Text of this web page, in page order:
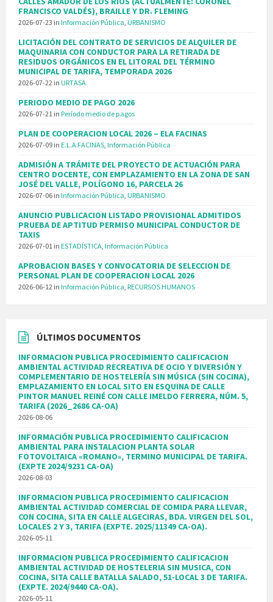
FRANCISCO VALDÉS), BRAILLE Y DR. FLEMING
2026-07-23 in Información Pública, URBANISMO
LICITACIÓN DEL CONTRATO DE SERVICIOS DE ALQUILER DE
MAQUINARIA CON CONDUCTOR PARA LA RETIRADA DE
RESIDUOS ORGÁNICOS EN EL LITORAL DEL TÉRMINO
MUNICIPAL DE TARIFA, TEMPORADA 2026
2026-07-22 in URTASA
PERIODO MEDIO DE PAGO 2026
2026-07-21 in Período medio de pagos
PLAN DE COOPERACION LOCAL 2026 – ELA FACINAS
2026-07-09 in E.L.A FACINAS, Información Pública
ADMISIÓN A TRÁMITE DEL PROYECTO DE ACTUACIÓN PARA
CENTRO DOCENTE, CON EMPLAZAMIENTO EN LA ZONA DE SAN
JOSÉ DEL VALLE, POLÍGONO 16, PARCELA 26
2026-07-06 in Información Pública, URBANISMO
ANUNCIO PUBLICACION LISTADO PROVISIONAL ADMITIDOS
PRUEBA DE APTITUD PERMISO MUNICIPAL CONDUCTOR DE
TAXIS
2026-07-01 in ESTADÍSTICA, Información Pública
APROBACION BASES Y CONVOCATORIA DE SELECCION DE
PERSONAL PLAN DE COOPERACION LOCAL 2026
2026-06-12 in Información Pública, RECURSOS HUMANOS
ÚLTIMOS DOCUMENTOS
INFORMACION PUBLICA PROCEDIMIENTO CALIFICACION
AMBIENTAL ACTIVIDAD RECREATIVA DE OCIO Y DIVERSIÓN Y
COMPLEMENTARIO DE HOSTELERÍA SIN MÚSICA (SIN COCINA),
EMPLAZAMIENTO EN LOCAL SITO EN ESQUINA DE CALLE
PINTOR MANUEL REINÉ CON CALLE IMELDO FERRERA, NÚM. 5,
TARIFA (2026_2686 CA-OA)
2026-08-06
INFORMACIÓN PUBLICA PROCEDIMIENTO CALIFICACION
AMBIENTAL PARA INSTALACION PLANTA SOLAR
FOTOVOLTAICA «ROMANO», TERMINO MUNICIPAL DE TARIFA.
(EXPTE 2024/9231 CA-OA)
2026-08-03
INFORMACION PUBLICA PROCEDIMIENTO CALIFICACION
AMBIENTAL ACTIVIDAD COMERCIAL DE COMIDA PARA LLEVAR,
CON COCINA, SITA EN CALLE ALGECIRAS, BDA. VIRGEN DEL SOL,
LOCALES 2 Y 3, TARIFA (EXPTE. 2025/11349 CA-OA).
2026-05-11
INFORMACION PUBLICA PROCEDIMIENTO CALIFICACION
AMBIENTAL ACTIVIDAD DE HOSTELERIA SIN MUSICA, CON
COCINA, SITA CALLE BATALLA SALADO, 51-LOCAL 3 DE TARIFA.
(EXPTE. 2024/9440 CA-OA).
2026-05-11